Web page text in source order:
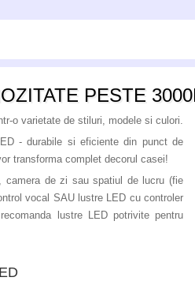
PESTE
o varietate de stiluri, modele si culori.
- durabile si eficiente din punct de
transforma complet decorul casei!
camera de zi sau spatiul de lucru (fie
vocal SAU lustre LED cu controler
lustre LED potrivite pentru